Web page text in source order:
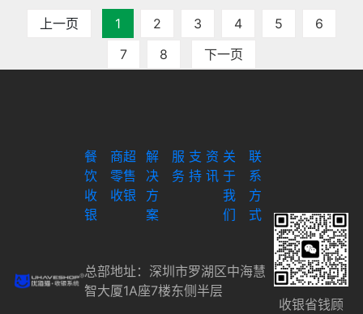
上一页 1 2 3 4 5
6
7
8 下一页
餐
饮
收
银
商超
零售
收银
解
决
方
案
服
务
支
持
资
讯
关
于
我
们
联
系
方
式
总部地址：深圳市罗湖区中海慧
智大厦1A座7楼东侧半层
收银省钱顾